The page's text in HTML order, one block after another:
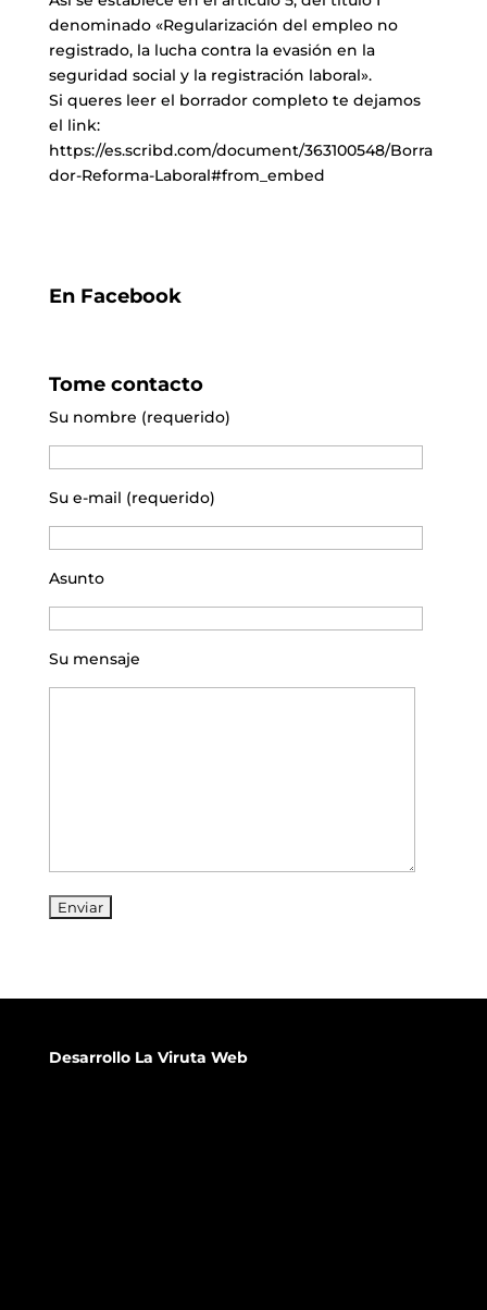
denominado «Regularización del empleo no
registrado, la lucha contra la evasión en la
seguridad social y la registración laboral».
Si queres leer el borrador completo te dejamos
el link:
https://es.scribd.com/document/363100548/Borra
dor-Reforma-Laboral#from_embed
En Facebook
Tome contacto
Su nombre (requerido)
Su e-mail (requerido)
Asunto
Su mensaje
Desarrollo La Viruta Web